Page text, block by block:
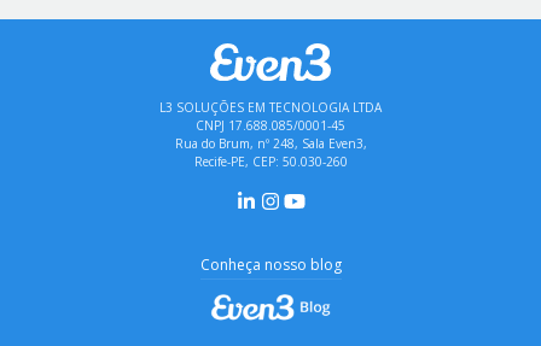
L3 SOLUÇÕES EM TECNOLOGIA LTDA
CNPJ 17.688.085/0001-45
Rua do Brum, nº 248, Sala Even3,
Recife-PE, CEP: 50.030-260
Conheça nosso blog